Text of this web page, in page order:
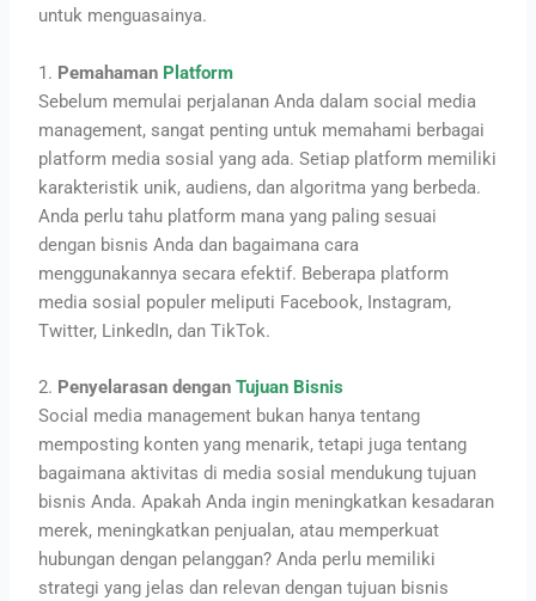
untuk menguasainya.
1. Pemahaman Platform
Sebelum memulai perjalanan Anda dalam social media
management, sangat penting untuk memahami berbagai
platform media sosial yang ada. Setiap platform memiliki
karakteristik unik, audiens, dan algoritma yang berbeda.
Anda perlu tahu platform mana yang paling sesuai
dengan bisnis Anda dan bagaimana cara
menggunakannya secara efektif. Beberapa platform
media sosial populer meliputi Facebook, Instagram,
Twitter, LinkedIn, dan TikTok.
2. Penyelarasan denganTujuan Bisnis
Social media management bukan hanya tentang
memposting konten yang menarik, tetapi juga tentang
bagaimana aktivitas di media sosial mendukung tujuan
bisnis Anda. Apakah Anda ingin meningkatkan kesadaran
merek, meningkatkan penjualan, atau memperkuat
hubungan dengan pelanggan? Anda perlu memiliki
strategi yang jelas dan relevan dengan tujuan bisnis